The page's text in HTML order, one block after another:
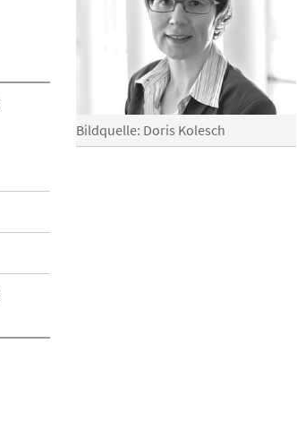
Bildquelle: Doris Kolesch